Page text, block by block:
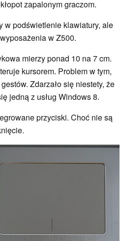
zapalonym graczom.
w podświetlenie klawiatury, ale
w Z500.
mierzy ponad 10 na 7 cm.
kursorem. Problem w tym,
Zdarzało się niestety, że
jedną z usług Windows 8.
przyciski. Choć nie są